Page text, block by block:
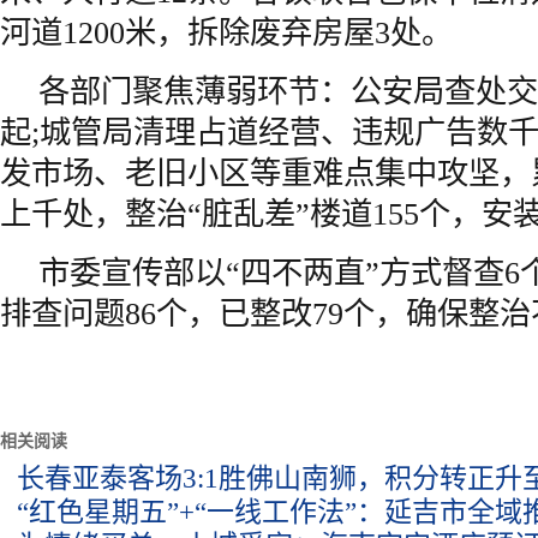
河道1200米，拆除废弃房屋3处。
各部门聚焦薄弱环节：公安局查处
起;城管局清理占道经营、违规广告数
发市场、老旧小区等重难点集中攻坚
上千处，整治“脏乱差”楼道155个，安
市委宣传部以“四不两直”方式督查6
排查问题86个，已整改79个，确保整
相关阅读
长春亚泰客场3:1胜佛山南狮，积分转正升
“红色星期五”+“一线工作法”：延吉市全域